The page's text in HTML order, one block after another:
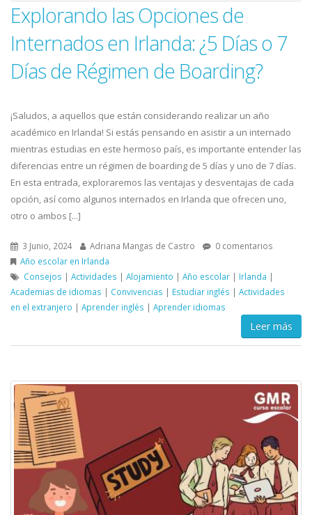
Explorando las Opciones de
Internados en Irlanda: ¿5 Días o 7
Días de Régimen de Boarding?
¡Saludos, a aquellos que están considerando realizar un año
académico en Irlanda! Si estás pensando en asistir a un internado
mientras estudias en este hermoso país, es importante entender las
diferencias entre un régimen de boarding de 5 días y uno de 7 días.
En esta entrada, exploraremos las ventajas y desventajas de cada
opción, así como algunos internados en Irlanda que ofrecen uno,
otro o ambos [...]
3 Junio, 2024 Adriana Mangas de Castro
0 comentarios
Año escolar en Irlanda
Consejos | Actividades | Alojamiento | Año escolar | Irlanda |
Academias de idiomas | Convivencias | Estudiar inglés | Actividades
en el extranjero | Aprender inglés | Aprender idiomas
Leer más